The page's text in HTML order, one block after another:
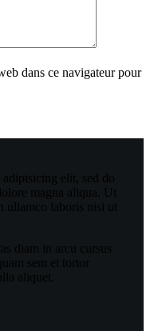
dans ce navigateur pour
elit, sed do
magna aliqua. Ut
laboris nisi ut
diam in arcu cursus
sem et tortor
aliquet.